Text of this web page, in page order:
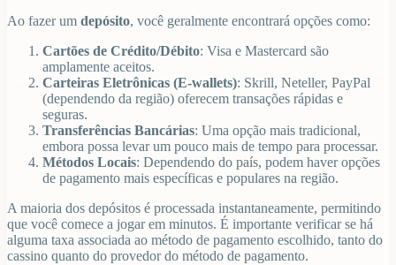
Ao fazer um depósito, você geralmente encontrará opções como:
Cartões de Crédito/Débito: Visa e Mastercard são
amplamente aceitos.
Carteiras Eletrônicas (E-wallets): Skrill, Neteller, PayPal
(dependendo da região) oferecem transações rápidas e
seguras.
Transferências Bancárias: Uma opção mais tradicional,
embora possa levar um pouco mais de tempo para processar.
Métodos Locais: Dependendo do país, podem haver opções
de pagamento mais específicas e populares na região.
A maioria dos depósitos é processada instantaneamente, permitindo
que você comece a jogar em minutos. É importante verificar se há
alguma taxa associada ao método de pagamento escolhido, tanto do
cassino quanto do provedor do método de pagamento.